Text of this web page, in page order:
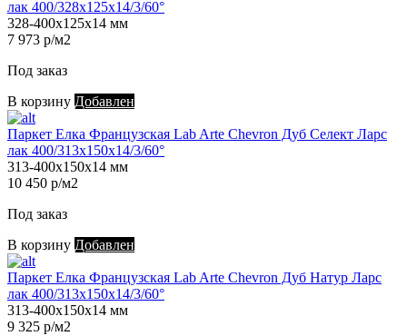
лак 400/328х125х14/3/60°
328-400х125х14 мм
7 973 р/м2
Под заказ
В корзину Добавлен
Паркет Елка Французская Lab Arte Chevron Дуб Селект Ларс
лак 400/313х150х14/3/60°
313-400х150х14 мм
10 450 р/м2
Под заказ
В корзину Добавлен
Паркет Елка Французская Lab Arte Chevron Дуб Натур Ларс
лак 400/313х150х14/3/60°
313-400х150х14 мм
9 325 р/м2